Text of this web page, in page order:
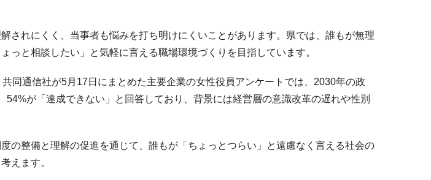
されにくく、当事者も悩みを打ち明けにくいことがあります。県では、誰もが無理
っと相談したい」と気軽に言える職場環境づくりを目指しています。
同通信社が5月17日にまとめた主要企業の女性役員アンケートでは、2030年の政
54%が「達成できない」と回答しており、背景には経営層の意識改革の遅れや性別
の整備と理解の促進を通じて、誰もが「ちょっとつらい」と遠慮なく言える社会の
えます。